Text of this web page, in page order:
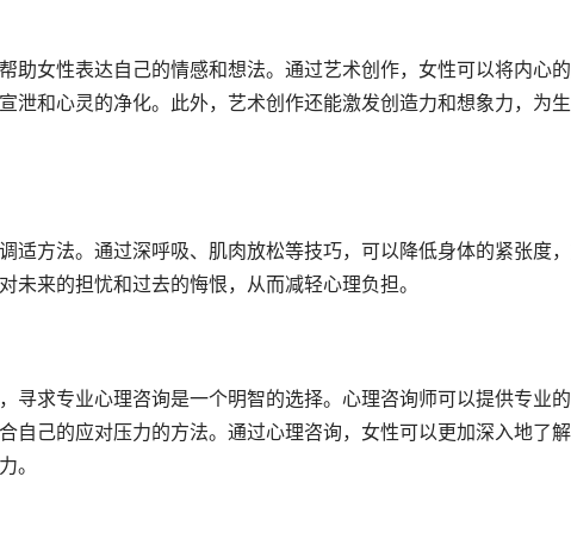
女性表达自己的情感和想法。通过艺术创作，女性可以将内心
泄和心灵的净化。此外，艺术创作还能激发创造力和想象力，为
方法。通过深呼吸、肌肉放松等技巧，可以降低身体的紧张度
来的担忧和过去的悔恨，从而减轻心理负担。
求专业心理咨询是一个明智的选择。心理咨询师可以提供专业
自己的应对压力的方法。通过心理咨询，女性可以更加深入地了
。